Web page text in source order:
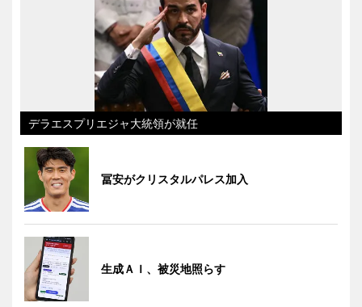
デラエスプリエジャ大統領が就任
冨安がクリスタルパレス加入
生成ＡＩ、被災地照らす